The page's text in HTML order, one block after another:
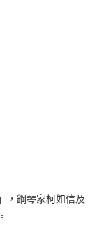
，鋼琴家柯如信及